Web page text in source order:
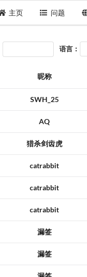
主页 问题
语言：
昵称
SWH_25
AQ
猎杀剑齿虎
catrabbit
catrabbit
catrabbit
漏签
漏签